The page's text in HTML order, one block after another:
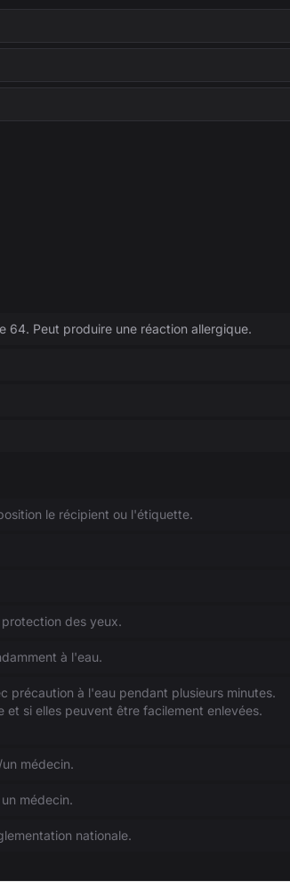
64. Peut produire une réaction allergique.
le récipient ou l'étiquette.
des yeux.
à l'eau.
précaution à l'eau pendant plusieurs minutes.
si elles peuvent être facilement enlevées.
médecin.
médecin.
nationale.